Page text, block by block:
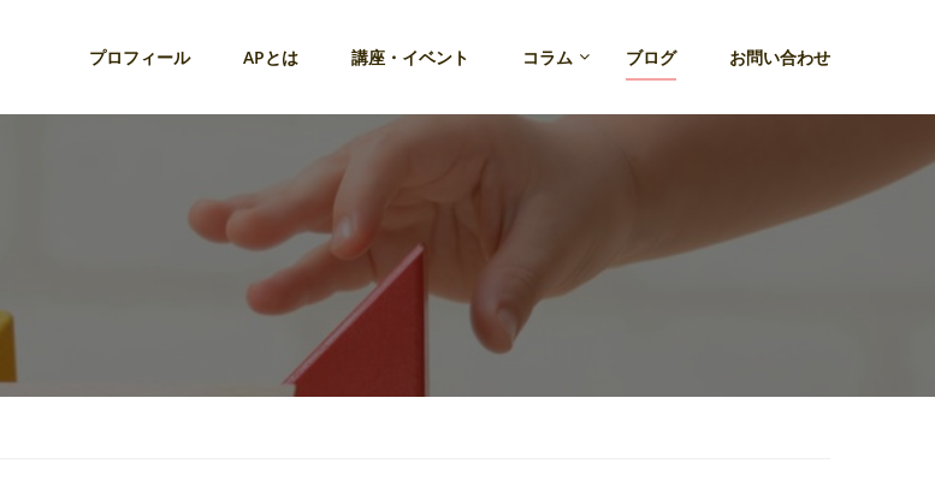
プロフィール APとは 講座・イベント コラム ブログ お問い合わせ